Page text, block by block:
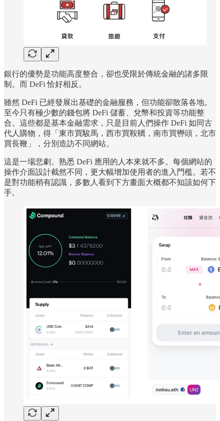
銀行的優勢是功能高度整合，卻也受限於傳統金融的諸多限
制。而 DeFi 恰好相反。
雖然 DeFi 已經發展出基礎的金融服務，但功能卻散落各地。
至今只有極少數的錢包將 DeFi 儲蓄、兌幣和投資等功能整
合。這些都是基本金融需求，只是目前人們操作 DeFi 如同古
代人購物，得「東市買駿馬，西市買鞍韉，南市買轡頭，北市
買長鞭」，分別造訪不同網站。
這是一場悲劇。熟悉 DeFi 應用的人本來就不多。每個網站的
操作介面設計截然不同，更大幅增加使用者的進入門檻。若不
是對功能稍有認識，多數人看到下方畫面大概都不知該如何下
手。